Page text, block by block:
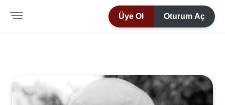
Üye Ol Oturum Aç